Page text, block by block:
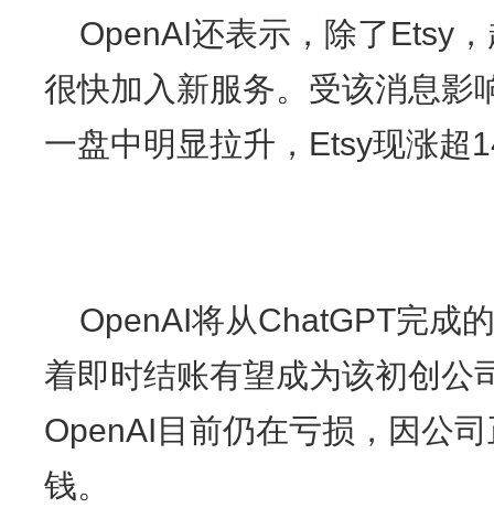
OpenAI还表示，除了Etsy
很快加入新服务。受该消息影
一盘中明显拉升，Etsy现涨超
OpenAI将从ChatGPT完成
着即时结账有望成为该初创
OpenAI目前仍在亏损，因公
钱。